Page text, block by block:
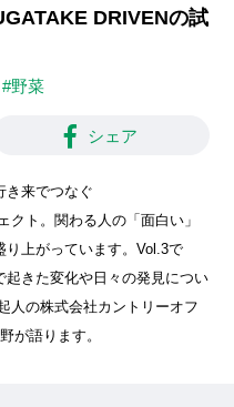
DRIVENの試
#野菜
シェア
き来でつなぐ
クト。関わる人の「面白い」
り上がっています。Vol.3で
きた変化や日々の発見につい
人の株式会社カントリーオフ
が語ります。